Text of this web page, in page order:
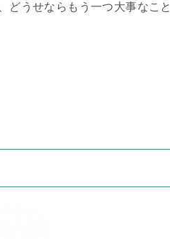
どうせならもう一つ大事なこと